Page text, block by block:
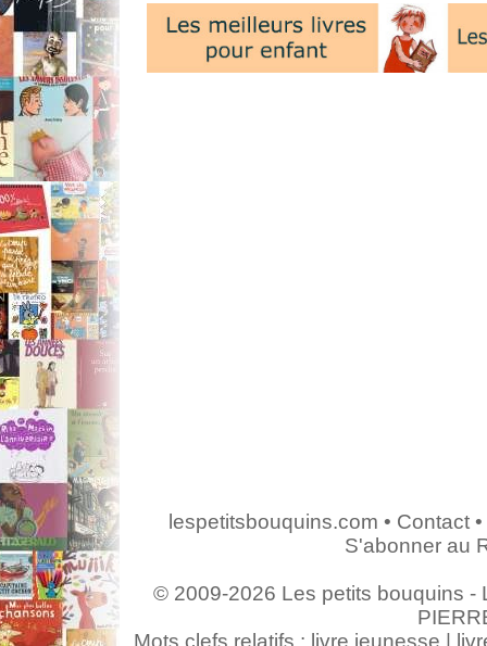
lespetitsbouquins.com • Contact•
S'abonner au
© 2009-2026 Les petits bouquins -
Mots clefs relatifs : livre jeunesse |